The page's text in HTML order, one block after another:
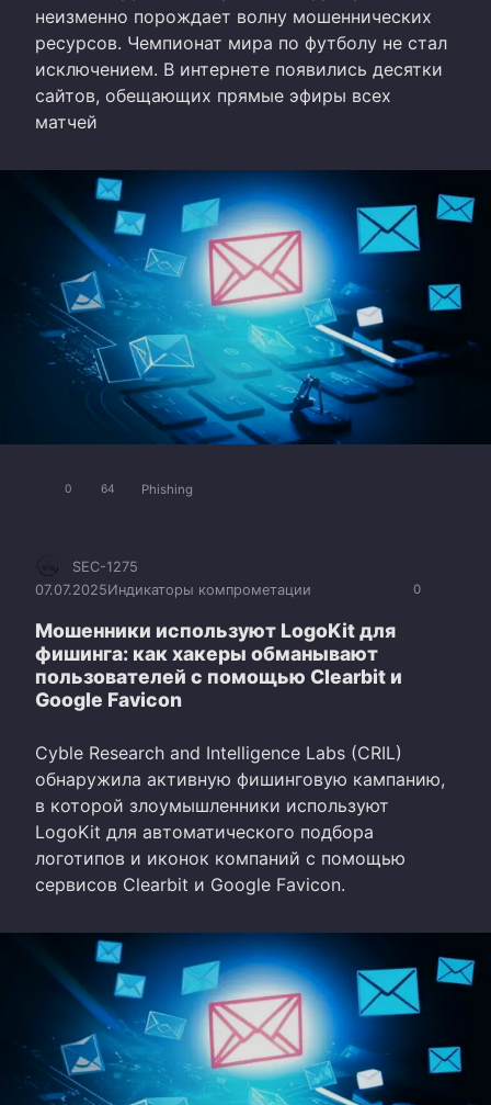
неизменно порождает волну мошеннических
ресурсов. Чемпионат мира по футболу не стал
исключением. В интернете появились десятки
сайтов, обещающих прямые эфиры всех
матчей
0 64 Phishing
0
SEC-1275
07.07.2025Индикаторы компрометации
Мошенники используют LogoKit для
фишинга: как хакеры обманывают
пользователей с помощью Clearbit и
Google Favicon
Cyble Research and Intelligence Labs (CRIL)
обнаружила активную фишинговую кампанию,
в которой злоумышленники используют
LogoKit для автоматического подбора
логотипов и иконок компаний с помощью
сервисов Clearbit и Google Favicon.